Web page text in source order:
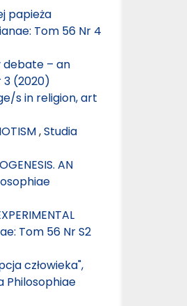
papieża
Tom 56 Nr 4
– an
3 (2020)
s in religion, art
,Studia
AN
Tom 56 Nr S2
człowieka",
Philosophiae